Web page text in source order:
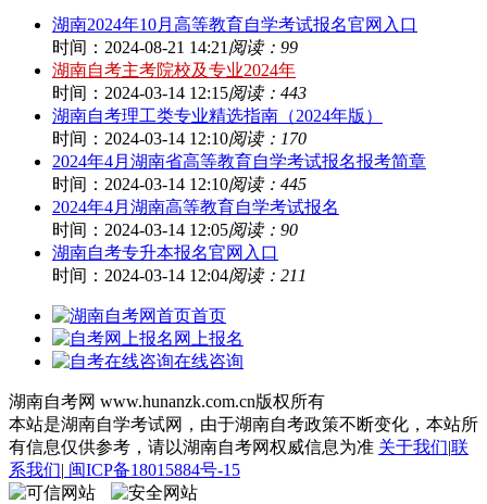
湖南2024年10月高等教育自学考试报名官网入口
时间：2024-08-21 14:21 阅读：99
湖南自考主考院校及专业2024年
时间：2024-03-14 12:15阅读：443
湖南自考理工类专业精选指南（2024年版）
时间：2024-03-14 12:10阅读：170
2024年4月湖南省高等教育自学考试报名报考简章
时间：2024-03-14 12:10阅读：445
2024年4月湖南高等教育自学考试报名
时间：2024-03-14 12:05阅读：90
湖南自考专升本报名官网入口
时间：2024-03-14 12:04阅读：211
首页
网上报名
在线咨询
湖南自考网 www.hunanzk.com.cn版权所有
本站是湖南自学考试网，由于湖南自考政策不断变化，本站所
有信息仅供参考，请以湖南自考网权威信息为准 关于我们|联
系我们| 闽ICP备18015884号-15